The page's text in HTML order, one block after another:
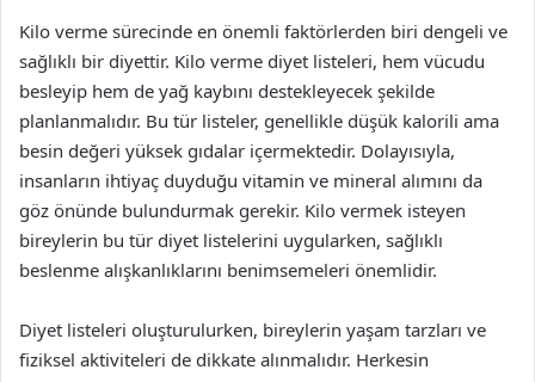
Kilo verme sürecinde en önemli faktörlerden biri dengeli ve
sağlıklı bir diyettir. Kilo verme diyet listeleri, hem vücudu
besleyip hem de yağ kaybını destekleyecek şekilde
planlanmalıdır. Bu tür listeler, genellikle düşük kalorili ama
besin değeri yüksek gıdalar içermektedir. Dolayısıyla,
insanların ihtiyaç duyduğu vitamin ve mineral alımını da
göz önünde bulundurmak gerekir. Kilo vermek isteyen
bireylerin bu tür diyet listelerini uygularken, sağlıklı
beslenme alışkanlıklarını benimsemeleri önemlidir.
Diyet listeleri oluşturulurken, bireylerin yaşam tarzları ve
fiziksel aktiviteleri de dikkate alınmalıdır. Herkesin